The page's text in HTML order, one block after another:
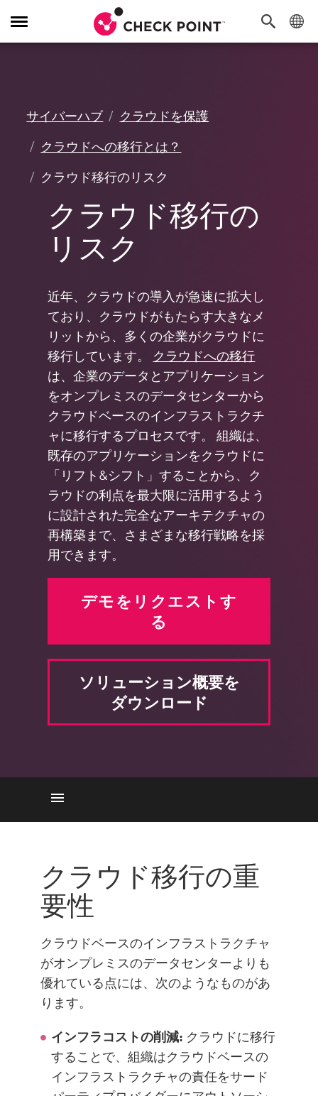
Toggle
Navigation
サイバーハブ
クラウドを保護
クラウドへの移行とは？
クラウド移行のリスク
クラウド移行の
リスク
近年、クラウドの導入が急速に拡大し
ており、クラウドがもたらす大きなメ
リットから、多くの企業がクラウドに
移行しています。 クラウドへの移行
は、企業のデータとアプリケーション
をオンプレミスのデータセンターから
クラウドベースのインフラストラクチ
ャに移行するプロセスです。 組織は、
既存のアプリケーションをクラウドに
「リフト&シフト」することから、ク
ラウドの利点を最大限に活用するよう
に設計された完全なアーキテクチャの
再構築まで、さまざまな移行戦略を採
用できます。
デモをリクエストす
る
ソリューション概要を
ダウンロード
Cloud Migration Security Risks
with Check Point
クラウド移行の重
要性
クラウドベースのインフラストラクチャ
がオンプレミスのデータセンターよりも
優れている点には、次のようなものがあ
ります。
インフラコストの削減: クラウドに移行
することで、組織はクラウドベースの
インフラストラクチャの責任をサード